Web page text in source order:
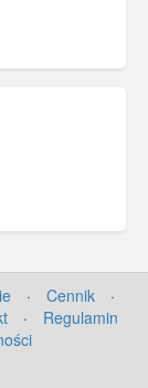
· Cennik
·
·
Regulamin